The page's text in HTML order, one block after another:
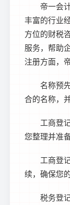
帝一会
丰富的行业
方位的财税
服务，帮助
注册方面，
名称预
合的名称，
工商登
您整理并准
工商登
续，确保您
税务登